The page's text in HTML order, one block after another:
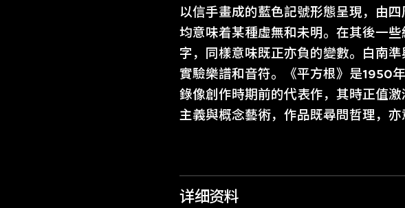
以信手畫成的藍色記號形態呈現，由
均意味着某種虛無和未明。在其後一
字，同樣意味既正亦負的變數。白南
實驗樂譜和音符。《平方根》是1950
錄像創作時期前的代表作，其時正值
主義與概念藝術，作品既尋問哲理，亦
详细资料